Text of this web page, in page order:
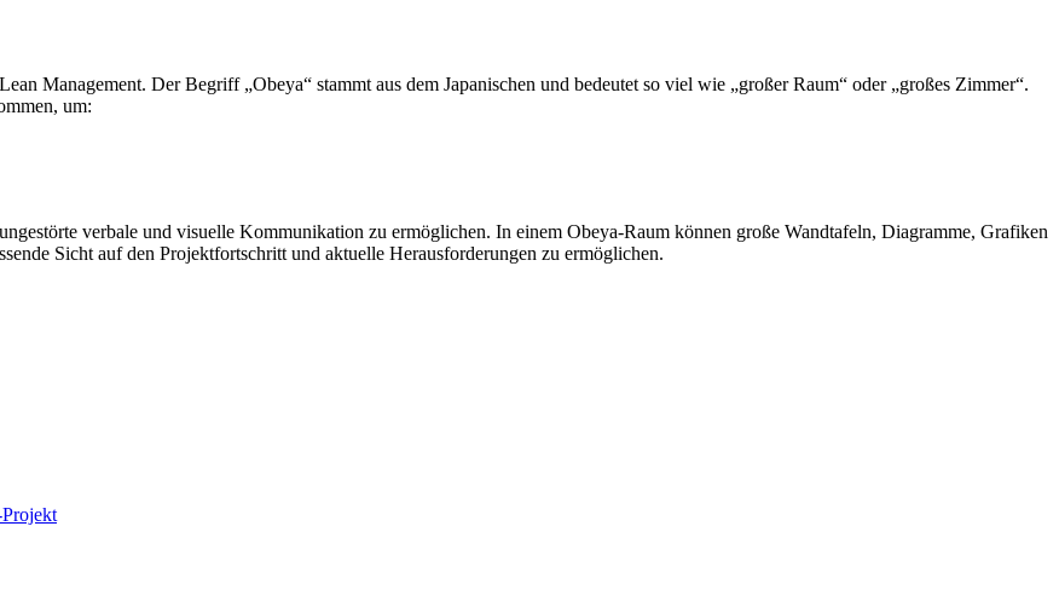
Management. Der Begriff „Obeya“ stammt aus dem Japanischen und bedeutet so viel wie „großer Raum“ oder „großes Zimmer“.
um:
verbale und visuelle Kommunikation zu ermöglichen. In einem Obeya-Raum können große Wandtafeln, Diagramme, Grafiken
Sicht auf den Projektfortschritt und aktuelle Herausforderungen zu ermöglichen.